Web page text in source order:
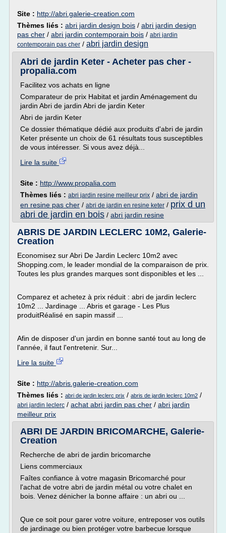
Site : http://abri.galerie-creation.com
Thèmes liés : abri jardin design bois / abri jardin design
pas cher / abri jardin contemporain bois / abri jardin
contemporain pas cher / abri jardin design
Abri de jardin Keter - Acheter pas cher -
propalia.com
Facilitez vos achats en ligne
Comparateur de prix Habitat et jardin Aménagement du
jardin Abri de jardin Abri de jardin Keter
Abri de jardin Keter
Ce dossier thématique dédié aux produits d'abri de jardin
Keter présente un choix de 61 résultats tous susceptibles
de vous intéresser. Si vous avez déjà...
Lire la suite
Site : http://www.propalia.com
Thèmes liés : abri jardin resine meilleur prix / abri de jardin
en resine pas cher / abri de jardin en resine keter / prix d un
abri de jardin en bois / abri jardin resine
ABRIS DE JARDIN LECLERC 10M2, Galerie-
Creation
Economisez sur Abri De Jardin Leclerc 10m2 avec
Shopping.com, le leader mondial de la comparaison de prix.
Toutes les plus grandes marques sont disponibles et les ...
Comparez et achetez à prix réduit : abri de jardin leclerc
10m2 ... Jardinage ... Abris et garage - Les Plus
produitRéalisé en sapin massif ...
Afin de disposer d'un jardin en bonne santé tout au long de
l'année, il faut l'entretenir. Sur...
Lire la suite
Site : http://abris.galerie-creation.com
Thèmes liés : abri de jardin leclerc prix / abris de jardin leclerc 10m2 /
abri jardin leclerc / achat abri jardin pas cher / abri jardin
meilleur prix
ABRI DE JARDIN BRICOMARCHE, Galerie-
Creation
Recherche de abri de jardin bricomarche
Liens commerciaux
Faîtes confiance à votre magasin Bricomarché pour
l'achat de votre abri de jardin métal ou votre chalet en
bois. Venez dénicher la bonne affaire : un abri ou ...
Que ce soit pour garer votre voiture, entreposer vos outils
de jardinage ou bien protéger votre barbecue lorsque